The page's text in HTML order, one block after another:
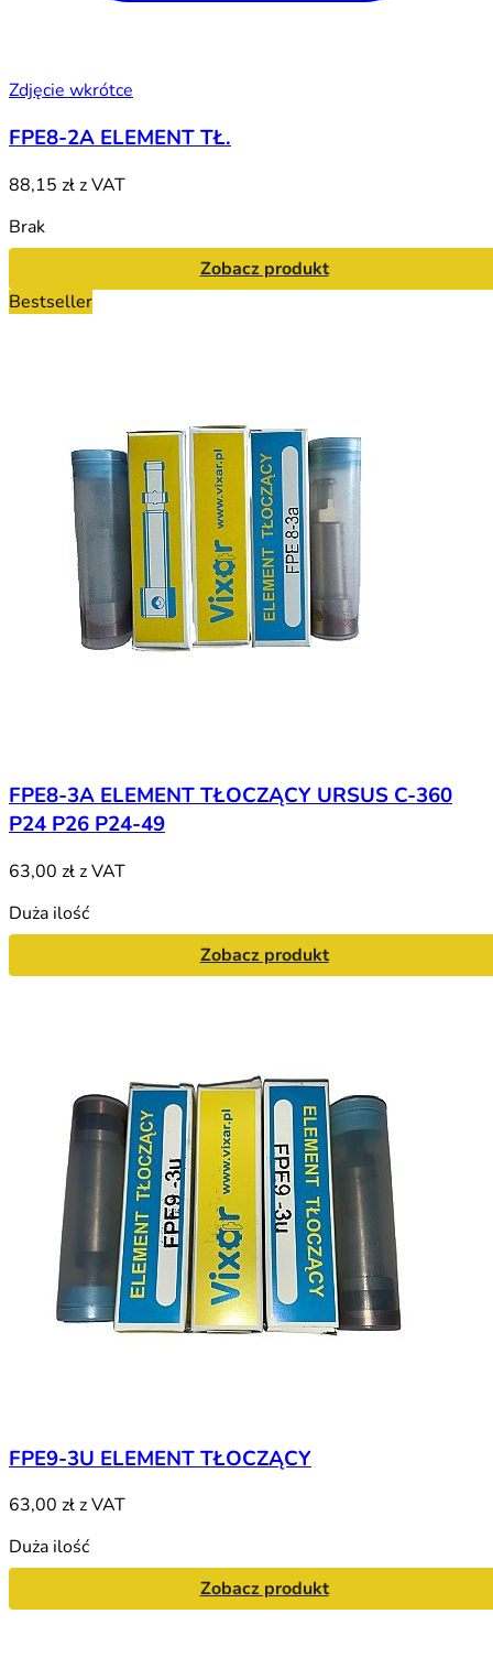
Zdjęcie wkrótce
FPE8-2A ELEMENT TŁ.
88,15 złz VAT
Brak
Zobacz produkt
Bestseller
FPE8-3A ELEMENT TŁOCZĄCY URSUS C-360
P24 P26 P24-49
63,00 złz VAT
Duża ilość
Zobacz produkt
FPE9-3U ELEMENT TŁOCZĄCY
63,00 złz VAT
Duża ilość
Zobacz produkt